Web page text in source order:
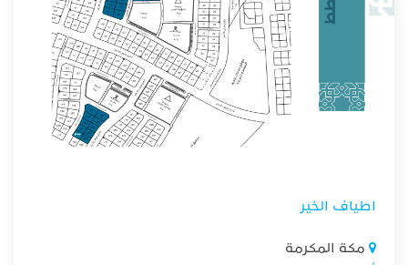
اطياف الخير
مكة المكرمة